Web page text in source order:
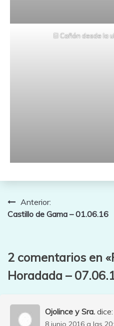
El Cañón desde la
Navegación
Anterior:
Castillo de Gama – 01.06.16
2 comentarios en «
Horadada –
Ojolince y Sra. dice:
8 junio 2016 a las